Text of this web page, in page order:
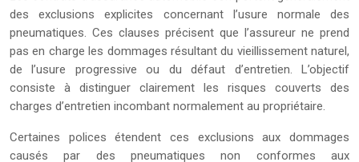
des exclusions explicites concernant l’usure normale des
pneumatiques. Ces clauses précisent que l’assureur ne prend
pas en charge les dommages résultant du vieillissement naturel,
de l’usure progressive ou du défaut d’entretien. L’objectif
consiste à distinguer clairement les risques couverts des
charges d’entretien incombant normalement au propriétaire.
Certaines polices étendent ces exclusions aux dommages
causés par des pneumatiques non conformes aux